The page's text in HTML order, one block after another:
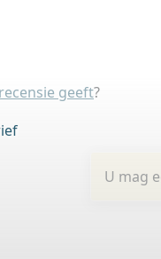
geeft?
U mag